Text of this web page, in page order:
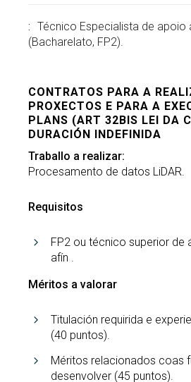
Técnico Especialista de
(Bacharelato, FP2).
CONTRATOS PARA A
PROXECTOS E PARA A
PLANS (ART 32BIS LEI DA
DURACIÓN INDEFINIDA
Traballo a realizar:
Procesamento de datos LiDAR.
Requisitos
FP2 ou técnico superior de
afín .
Méritos a valorar
Titulación requirida e
(40 puntos).
Méritos relacionados coas
desenvolver (45 puntos).